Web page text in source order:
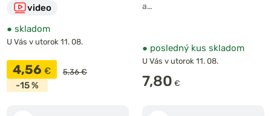
video
● skladom
U Vás v utorok 11. 08.
4,56 € 5,36 €
-15 %
a…
● posledný kus skladom
U Vás v utorok 11. 08.
7,80 €